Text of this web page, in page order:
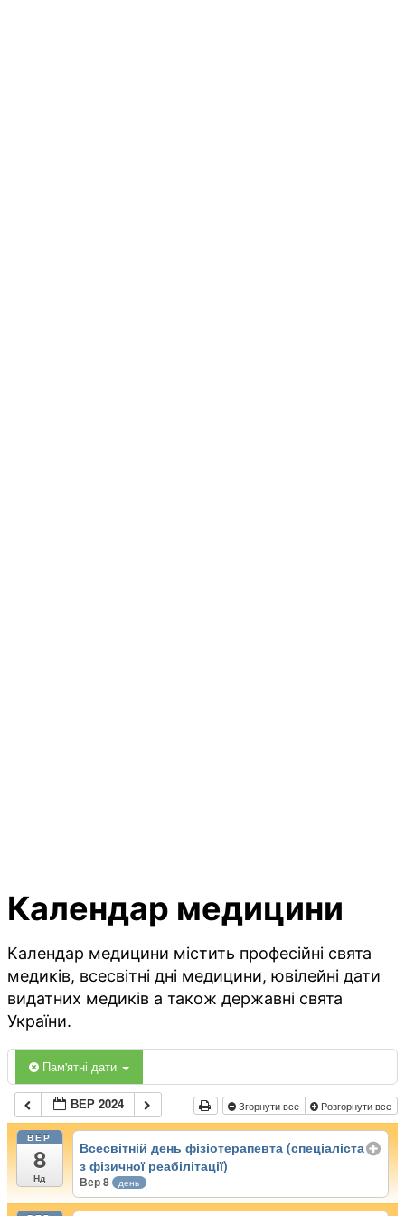
Календар медицини
Календар медицини містить професійні свята
медиків, всесвітні дні медицини, ювілейні дати
видатних медиків а також державні свята
України.
Пам'ятні дати
ВЕР 2024 Згорнути все Розгорнути все
ВЕР
8
Нд
Всесвітній день фізіотерапевта (спеціаліста
з фізичної реабілітації)
Вер 8 день